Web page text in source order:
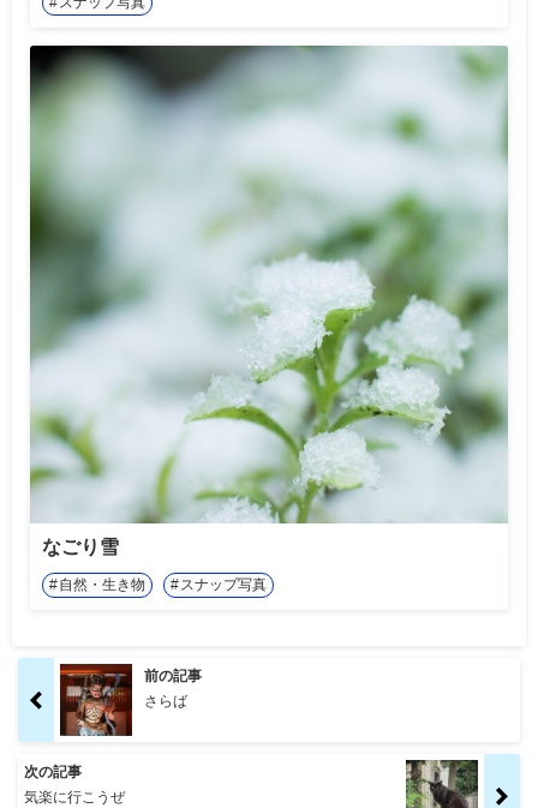
なごり雪
自然・生き物 スナップ写真
前の記事
さらば
次の記事
気楽に行こうぜ